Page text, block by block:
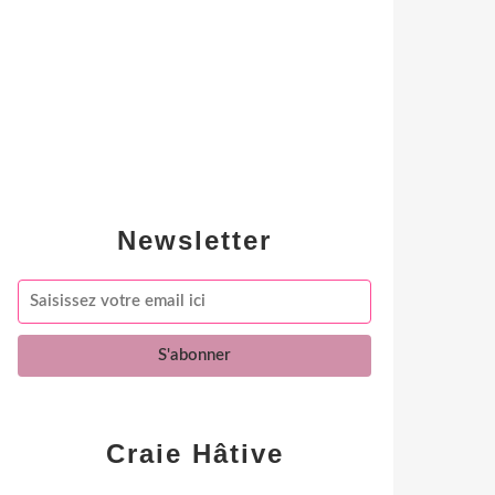
Newsletter
Craie Hâtive